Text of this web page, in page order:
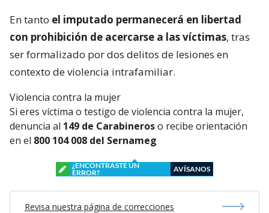
En tanto el imputado permanecerá en libertad
con prohibición de acercarse a las víctimas, tras
ser formalizado por dos delitos de lesiones en
contexto de violencia intrafamiliar.
Violencia contra la mujer
Si eres víctima o testigo de violencia contra la mujer,
denuncia al 149 de Carabineroso recibe orientación
en el 800 104 008 del Sernameg
¿ENCONTRASTE UN
ERROR?
AVÍSANOS
Revisa nuestra página de correcciones